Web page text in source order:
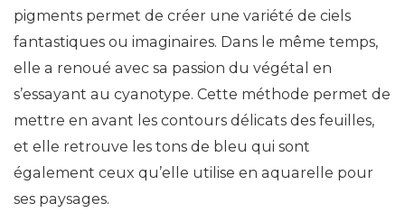
pigments permet de créer une variété de ciels
fantastiques ou imaginaires. Dans le même temps,
elle a renoué avec sa passion du végétal en
s’essayant au cyanotype. Cette méthode permet de
mettre en avant les contours délicats des feuilles,
et elle retrouve les tons de bleu qui sont
également ceux qu’elle utilise en aquarelle pour
ses paysages.